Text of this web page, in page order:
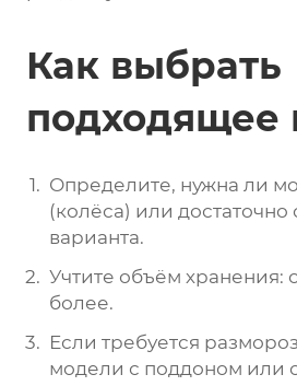
Как выбрать
подходящее
Определите, нужна ли
(колёса) или достаточно
варианта.
Учтите объём хранения:
более.
Если требуется
модели с поддоном или